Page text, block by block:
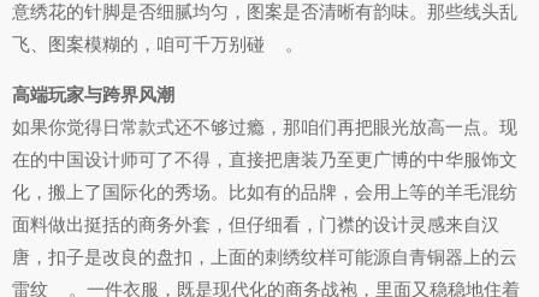
意绣花的针脚是否细腻均匀，图案是否清晰有韵味。那些线头乱
飞、图案模糊的，咱可千万别碰
。
高端玩家与跨界风潮
如果你觉得日常款式还不够过瘾，那咱们再把眼光放高一点。现
在的中国设计师可了不得，直接把唐装乃至更广博的中华服饰文
化，搬上了国际化的秀场。比如有的品牌，会用上等的羊毛混纺
面料做出挺括的商务外套，但仔细看，门襟的设计灵感来自汉
唐，扣子是改良的盘扣，上面的刺绣纹样可能源自青铜器上的云
雷纹
。一件衣服，既是现代化的商务战袍，里面又稳稳地住着